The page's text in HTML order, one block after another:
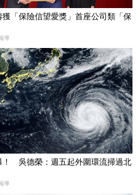
「保險信望愛獎」首座公司類「保
導
！ 吳德榮：週五起外圍環流掃過北
導